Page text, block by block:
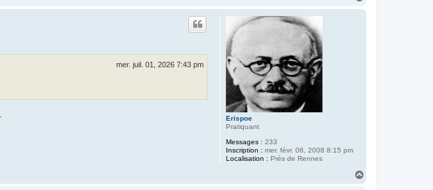
Erispoe
Pratiquant
Messages : 233
Inscription : mer. févr. 06, 2008 8:15 pm
Localisation : Près de Rennes
mer. juil. 01, 2026 7:43 pm